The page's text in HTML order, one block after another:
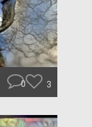
0 3